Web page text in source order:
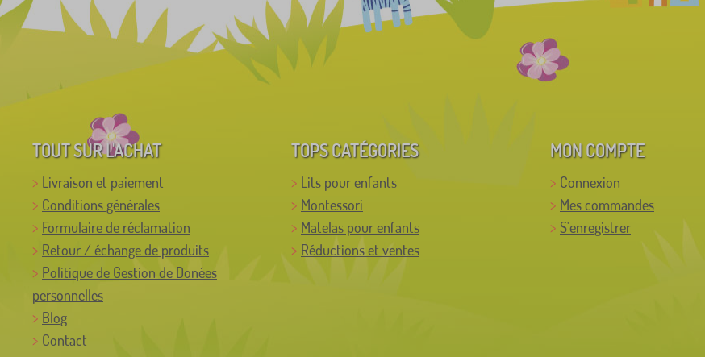
TOUT SUR L'ACHAT
Livraison et paiement
Conditions générales
Formulaire de réclamation
Retour / échange de produits
Politique de Gestion de Donées
personnelles
Blog
Contact
TOPS CATÉGORIES
Lits pour enfants
Montessori
Matelas pour enfants
Réductions et ventes
MON COMPTE
Connexion
Mes commandes
S'enregistrer